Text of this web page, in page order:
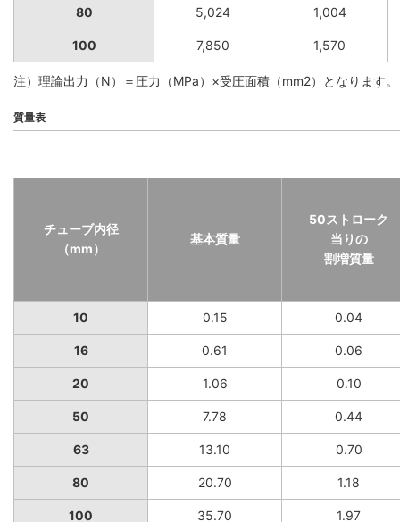
80 5,024 1,004
100 7,850 1,570
注）理論出力（N）＝圧力（MPa）×受圧面積（mm2）となります。
質量表
チューブ内径
（mm）
基本質量
50ストローク
当りの
割増質量
10 0.15 0.04
16 0.61 0.06
20 1.06 0.10
50 7.78 0.44
63 13.10 0.70
80 20.70 1.18
100 35.70 1.97